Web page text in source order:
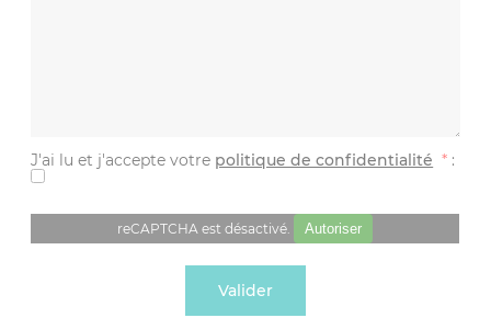
J'ai lu et j'accepte votre politique de confidentialité * :
reCAPTCHA est désactivé. Autoriser